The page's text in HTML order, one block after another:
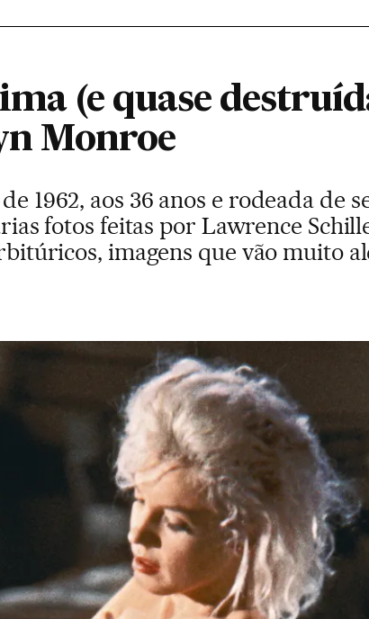
(e quase
Monroe
1962, aos 36 anos e rodeada de
fotos feitas por Lawrence
imagens que vão muito